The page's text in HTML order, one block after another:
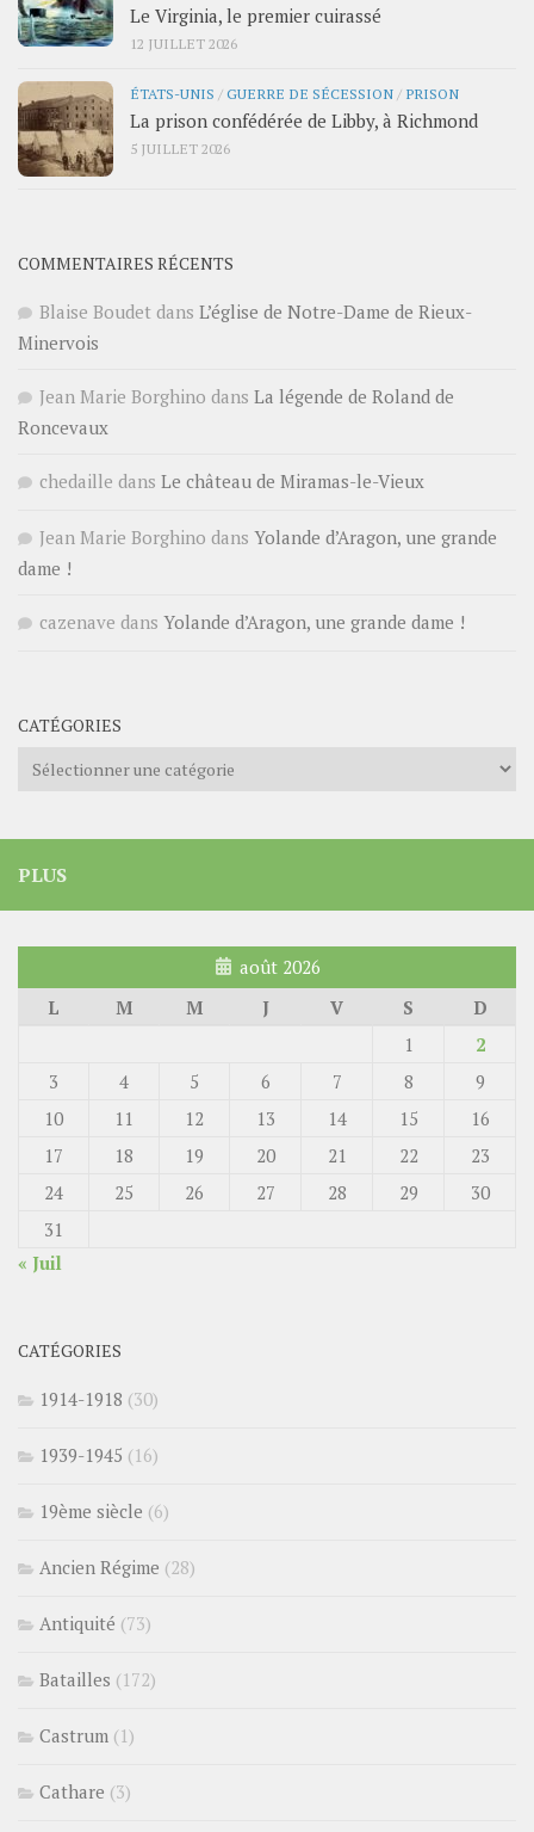
Le Virginia, le premier cuirassé
12 JUILLET 2026
ÉTATS-UNIS /GUERRE DE SÉCESSION/ PRISON
La prison confédérée de Libby, à Richmond
5 JUILLET 2026
COMMENTAIRES RÉCENTS
Blaise Boudet dans L’église de Notre-Dame de Rieux-
Minervois
Jean Marie Borghino dans La légende de Roland de
Roncevaux
chedaille dans Le château de Miramas-le-Vieux
Jean Marie Borghino dans Yolande d’Aragon, une grande
dame !
cazenave dans Yolande d’Aragon, une grande dame !
CATÉGORIES
Catégories
PLUS
août 2026
L
M M J V S
D
1
2
3
4 5 6 7 8
9
10
11 12 13 14 15
16
17
18 19 20 21 22
23
24
25 26 27 28 29
30
31
« Juil
CATÉGORIES
1914-1918 (30)
1939-1945 (16)
19ème siècle (6)
Ancien Régime (28)
Antiquité (73)
Batailles (172)
Castrum (1)
Cathare (3)